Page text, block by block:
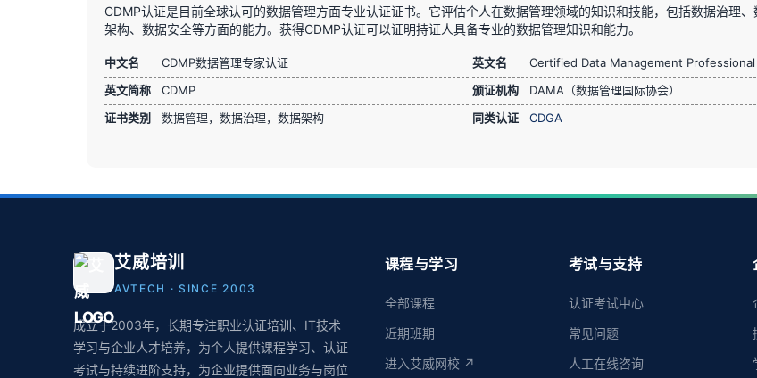
CDMP认证是目前全球认可的数据管理方面专业认证证书。它评估个人在数据管理领域的知识和技能，包括数据治理
架构、数据安全等方面的能力。获得CDMP认证可以证明持证人具备专业的数据管理知识和能力。
中文名 CDMP数据管理专家认证 英文名
Certified Data Management Professional
英文简称
CDMP 颁证机构
DAMA（数据管理国际协会）
证书类别
数据管理，数据治理，数据架构 同类认证 CDGA
艾威培训
AVTECH · SINCE 2003
成立于2003年，长期专注职业认证培训、IT技术
学习与企业人才培养，为个人提供课程学习、认证
考试与持续进阶支持，为企业提供面向业务与岗位
课程与学习
全部课程
近期班期
进入艾威网校 ↗
考试与支持
认证考试中心
常见问题
人工在线咨询